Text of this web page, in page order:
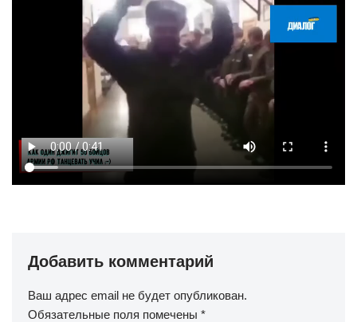
Добавить комментарий
Ваш адрес email не будет опубликован.
Обязательные поля помечены *